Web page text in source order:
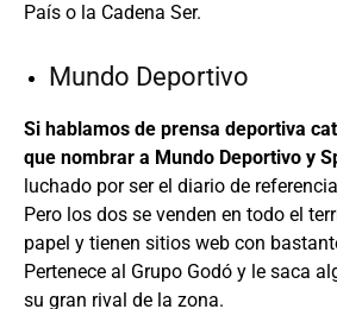
País o la Cadena Ser.
Mundo Deportivo
Si hablamos de prensa deportiva
que nombrar a Mundo Deportivo y
luchado por ser el diario de
Pero los dos se venden en todo el
papel y tienen sitios web con
Pertenece al Grupo Godó y le saca
su gran rival de la zona.